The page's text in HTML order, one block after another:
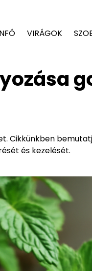
VIRÁGOK
Cikkünkben
és kezelését.